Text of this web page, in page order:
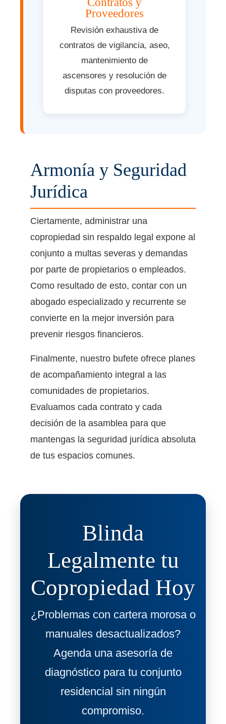
Proveedores
Revisión exhaustiva de
contratos de vigilancia, aseo,
mantenimiento de
ascensores y resolución de
disputas con proveedores.
Armonía y Seguridad
Jurídica
Ciertamente, administrar una
copropiedad sin respaldo legal expone al
conjunto a multas severas y demandas
por parte de propietarios o empleados.
Como resultado de esto, contar con un
abogado especializado y recurrente se
convierte en la mejor inversión para
prevenir riesgos financieros.
Finalmente, nuestro bufete ofrece planes
de acompañamiento integral a las
comunidades de propietarios.
Evaluamos cada contrato y cada
decisión de la asamblea para que
mantengas la seguridad jurídica absoluta
de tus espacios comunes.
Blinda
Legalmente tu
Copropiedad Hoy
¿Problemas con cartera morosa o
manuales desactualizados?
Agenda una asesoría de
diagnóstico para tu conjunto
residencial sin ningún
compromiso.